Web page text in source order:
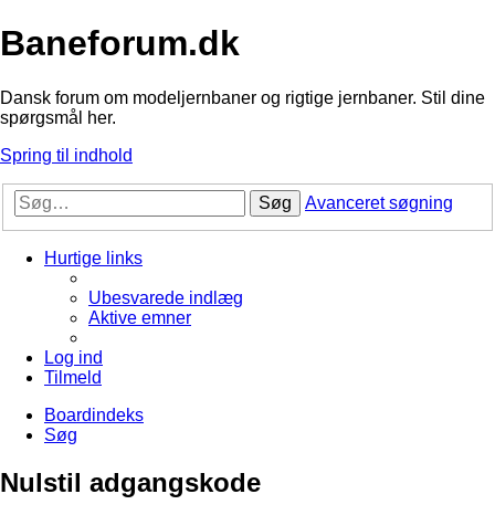
Baneforum.dk
Dansk forum om modeljernbaner og rigtige jernbaner. Stil dine
spørgsmål her.
Spring til indhold
Søg Avanceret søgning
Hurtige links
Ubesvarede indlæg
Aktive emner
Log ind
Tilmeld
Boardindeks
Søg
Nulstil adgangskode